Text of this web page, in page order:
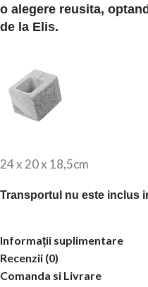
o alegere reusita,
de la Elis.
24 x 20 x 18,5cm
Transportul nu este inclus
Informații suplimentare
Recenzii (0)
Comanda si Livrare